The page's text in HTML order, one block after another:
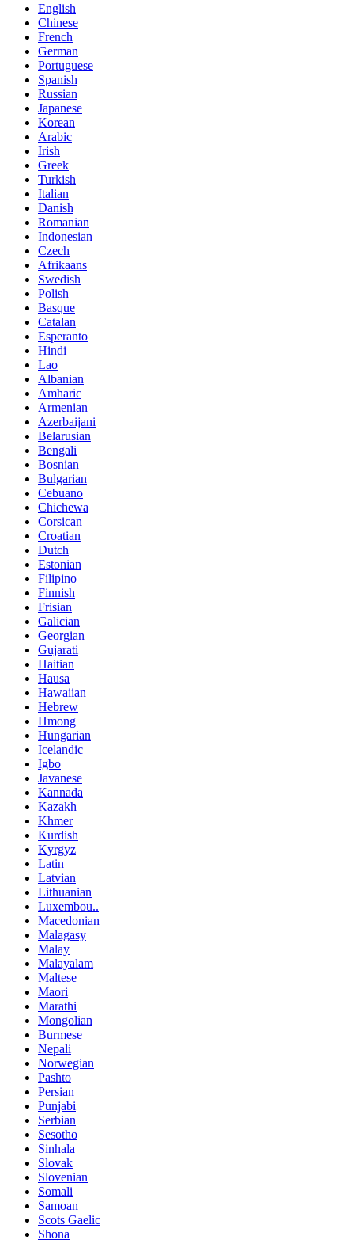
English
Chinese
French
German
Portuguese
Spanish
Russian
Japanese
Korean
Arabic
Irish
Greek
Turkish
Italian
Danish
Romanian
Indonesian
Czech
Afrikaans
Swedish
Polish
Basque
Catalan
Esperanto
Hindi
Lao
Albanian
Amharic
Armenian
Azerbaijani
Belarusian
Bengali
Bosnian
Bulgarian
Cebuano
Chichewa
Corsican
Croatian
Dutch
Estonian
Filipino
Finnish
Frisian
Galician
Georgian
Gujarati
Haitian
Hausa
Hawaiian
Hebrew
Hmong
Hungarian
Icelandic
Igbo
Javanese
Kannada
Kazakh
Khmer
Kurdish
Kyrgyz
Latin
Latvian
Lithuanian
Luxembou..
Macedonian
Malagasy
Malay
Malayalam
Maltese
Maori
Marathi
Mongolian
Burmese
Nepali
Norwegian
Pashto
Persian
Punjabi
Serbian
Sesotho
Sinhala
Slovak
Slovenian
Somali
Samoan
Scots Gaelic
Shona